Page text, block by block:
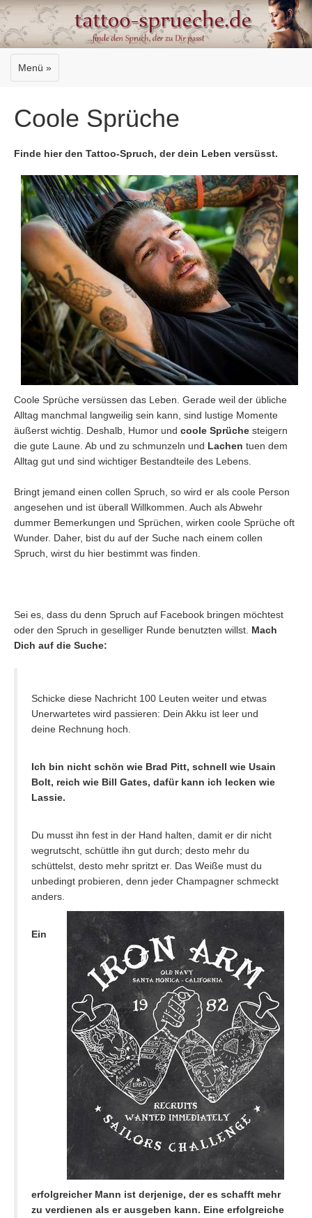
Menü »
Coole Sprüche
Finde hier den Tattoo-Spruch, der dein Leben versüsst.
Coole Sprüche versüssen das Leben. Gerade weil der übliche
Alltag manchmal langweilig sein kann, sind lustige Momente
äußerst wichtig. Deshalb, Humor und coole Sprüche steigern
die gute Laune. Ab und zu schmunzeln und Lachen tuen dem
Alltag gut und sind wichtiger Bestandteile des Lebens.
Bringt jemand einen collen Spruch, so wird er als coole Person
angesehen und ist überall Willkommen. Auch als Abwehr
dummer Bemerkungen und Sprüchen, wirken coole Sprüche oft
Wunder. Daher, bist du auf der Suche nach einem collen
Spruch, wirst du hier bestimmt was finden.
Sei es, dass du denn Spruch auf Facebook bringen möchtest
oder den Spruch in geselliger Runde benutzten willst. Mach
Dich auf die Suche:
Schicke diese Nachricht 100 Leuten weiter und etwas
Unerwartetes wird passieren: Dein Akku ist leer und
deine Rechnung hoch.
Ich bin nicht schön wie Brad Pitt, schnell wie Usain
Bolt, reich wie Bill Gates, dafür kann ich lecken wie
Lassie.
Du musst ihn fest in der Hand halten, damit er dir nicht
wegrutscht, schüttle ihn gut durch; desto mehr du
schüttelst, desto mehr spritzt er. Das Weiße must du
unbedingt probieren, denn jeder Champagner schmeckt
anders.
Ein
erfolgreicher Mann ist derjenige, der es schafft mehr
zu verdienen als er ausgeben kann. Eine erfolgreiche